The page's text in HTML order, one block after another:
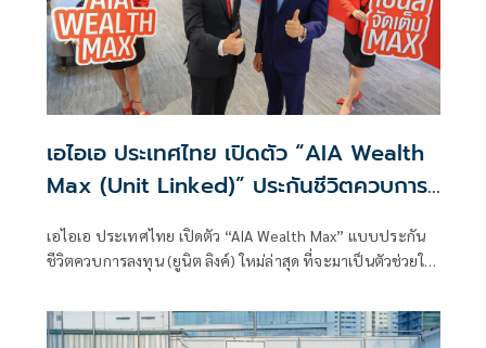
เอไอเอ ประเทศไทย เปิดตัว “AIA Wealth
Max (Unit Linked)” ประกันชีวิตควบการ
ช่วยในการวางแผนทางการเงิน ที่มอบโบนัส
จัดเต็มแม็กซ์
เอไอเอ ประเทศไทย เปิดตัว “AIA Wealth Max” แบบประกัน
ชีวิตควบการลงทุน (ยูนิต ลิงค์) ใหม่ล่าสุด ที่จะมาเป็นตัวช่วยใน